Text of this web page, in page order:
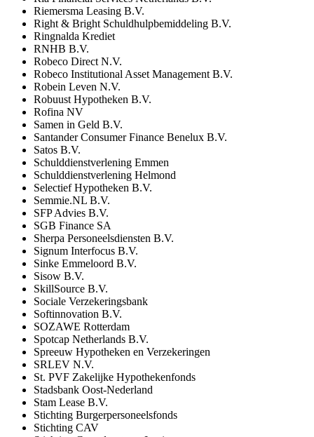
Riemersma Leasing B.V.
Right & Bright Schuldhulpbemiddeling B.V.
Ringnalda Krediet
RNHB B.V.
Robeco Direct N.V.
Robeco Institutional Asset Management B.V.
Robein Leven N.V.
Robuust Hypotheken B.V.
Rofina NV
Samen in Geld B.V.
Santander Consumer Finance Benelux B.V.
Satos B.V.
Schulddienstverlening Emmen
Schulddienstverlening Helmond
Selectief Hypotheken B.V.
Semmie.NL B.V.
SFP Advies B.V.
SGB Finance SA
Sherpa Personeelsdiensten B.V.
Signum Interfocus B.V.
Sinke Emmeloord B.V.
Sisow B.V.
SkillSource B.V.
Sociale Verzekeringsbank
Softinnovation B.V.
SOZAWE Rotterdam
Spotcap Netherlands B.V.
Spreeuw Hypotheken en Verzekeringen
SRLEV N.V.
St. PVF Zakelijke Hypothekenfonds
Stadsbank Oost-Nederland
Stam Lease B.V.
Stichting Burgerpersoneelsfonds
Stichting CAV